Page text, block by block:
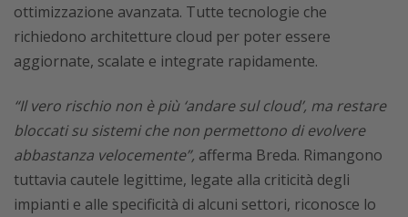
ottimizzazione avanzata. Tutte tecnologie che
richiedono architetture cloud per poter essere
aggiornate, scalate e integrate rapidamente.
“Il vero rischio non è più ‘andare sul cloud’, ma restare
bloccati su sistemi che non permettono di evolvere
abbastanza velocemente”, afferma Breda. Rimangono
tuttavia cautele legittime, legate alla criticità degli
impianti e alle specificità di alcuni settori, riconosce lo